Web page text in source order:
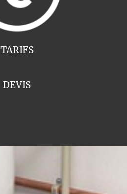
TARIFS
DEVIS